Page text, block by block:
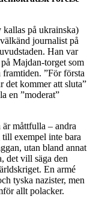
på ukrainska)
journalist på
Han var
Majdan-torget som
”För första
det kommer att sluta”
en ”moderat”
måttfulla – andra
exempel inte bara
utan bland annat
det vill säga den
En armé
tyska nazister, men
allt polacker.